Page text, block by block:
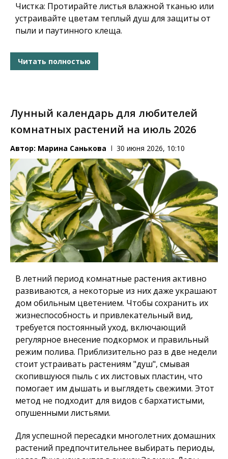
Чистка: Протирайте листья влажной тканью или
устраивайте цветам теплый душ для защиты от
пыли и паутинного клеща.
Читать полностью
Лунный календарь для любителей
комнатных растений на июль 2026
Автор: Марина Санькова 30 июня 2026, 10:10
В летний период комнатные растения активно
развиваются, а некоторые из них даже украшают
дом обильным цветением. Чтобы сохранить их
жизнеспособность и привлекательный вид,
требуется постоянный уход, включающий
регулярное внесение подкормок и правильный
режим полива. Приблизительно раз в две недели
стоит устраивать растениям "душ", смывая
скопившуюся пыль с их листовых пластин, что
помогает им дышать и выглядеть свежими. Этот
метод не подходит для видов с бархатистыми,
опушенными листьями.
Для успешной пересадки многолетних домашних
растений предпочтительнее выбирать периоды,